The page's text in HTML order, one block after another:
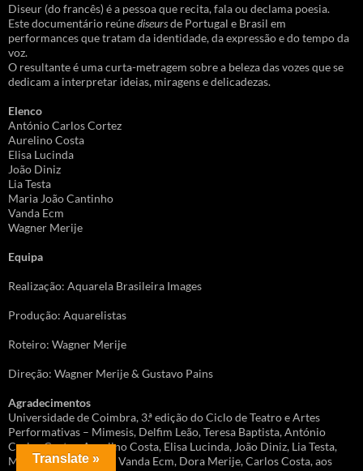
Diseur (do francês) é a pessoa que recita, fala ou declama poesia.
Este documentário reúnediseursde Portugal e Brasil em
performances que tratam da identidade, da expressão e do tempo da
voz.
O resultante é uma curta-metragem sobre a beleza das vozes que se
dedicam a interpretar ideias, miragens e delicadezas.
Elenco
António Carlos Cortez
Aurelino Costa
Elisa Lucinda
João Diniz
Lia Testa
Maria João Cantinho
Vanda Ecm
Wagner Merije
Equipa
Realização: Aquarela Brasileira Images
Produção: Aquarelistas
Roteiro: Wagner Merije
Direção: Wagner Merije & Gustavo Pains
Agradecimentos
Universidade de Coimbra, 3.ª edição do Ciclo de Teatro e Artes
Performativas – Mimesis, Delfim Leão, Teresa Baptista, António
Carlos Cortez, Aurelino Costa, Elisa Lucinda, João Diniz, Lia Testa,
Maria João Cantinho, Vanda Ecm, Dora Merije, Carlos Costa, aos
Translate »